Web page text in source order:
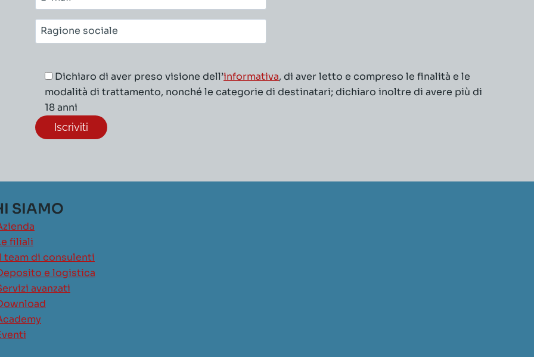
mail*
Ragione
sociale*
Dichiaro di aver preso visione dell’informativa, di aver letto e compreso le finalità e le
modalità di trattamento, nonché le categorie di destinatari; dichiaro inoltre di avere più di
18 anni
SIAMO
filiali
team di consulenti
e logistica
avanzati